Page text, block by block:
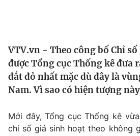
Y tế
Thế giới
Thế giới đó đây
Kinh tế
Giáo dục
VTV.vn - Theo công bố Chỉ
được Tổng cục Thống kê đưa
đắt đỏ nhất mặc dù đây là
Nam. Vì sao có hiện tượng
Mới đây, Tổng cục Thống kê
chỉ số giá sinh hoạt theo không